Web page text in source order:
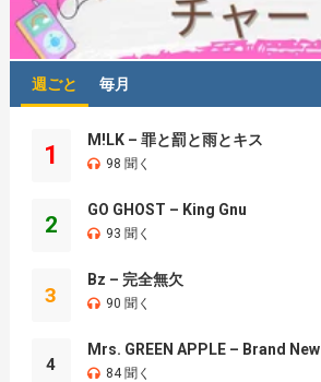
週ごと 毎月
1
M!LK – 罪と罰と雨とキス
98 聞く
2
GO GHOST – King Gnu
93 聞く
3
Bz – 完全無欠
90 聞く
4
Mrs. GREEN APPLE – Brand New
84 聞く